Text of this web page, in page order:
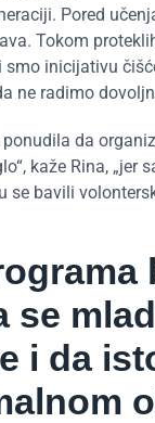
Pored
Tokom
inicijativu
ne radimo
da
kaže Rina, „jer
bavili
se
i da